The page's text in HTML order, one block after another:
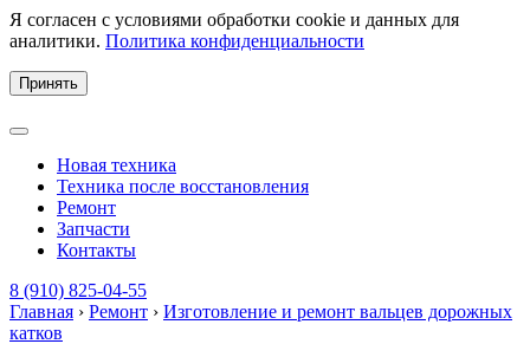
Я согласен с условиями обработки cookie и данных для
аналитики. Политика конфиденциальности
Принять
Новая техника
Техника после восстановления
Ремонт
Запчасти
Контакты
8 (910) 825-04-55
Главная › Ремонт › Изготовление и ремонт вальцев дорожных
катков